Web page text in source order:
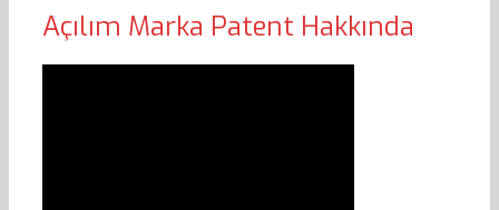
Açılım Marka Patent Hakkında